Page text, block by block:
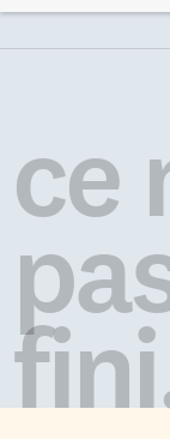
partenaire
Nick Nurse avant la
environnement
Mike Laviolle
ce